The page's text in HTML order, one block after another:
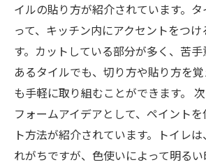
イルの貼り方が紹介されています。
って、キッチン内にアクセントをつ
す。カットしている部分が多く、苦
あるタイルでも、切り方や貼り方を覚
も手軽に取り組むことができます。
フォームアイデアとして、ペイント
ト方法が紹介されています。トイレ
れがちですが、色使いによって明る